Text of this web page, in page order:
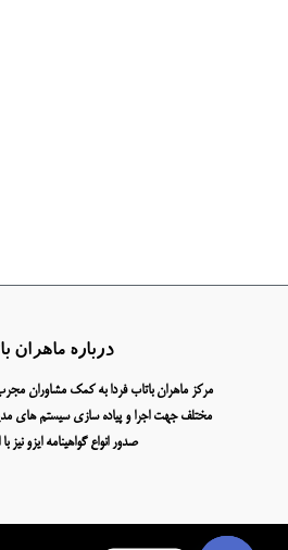
درباره ماهران
مرکز ماهران باتاب فردا به کمک مشاوران
مختلف جهت اجرا و پیاده سازی سیستم های
صدور انواع گواهینامه ایزو نیز